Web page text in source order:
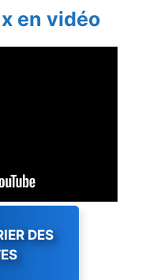
en vidéo
DES